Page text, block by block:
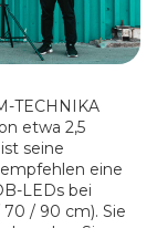
TECHNIKA
etwa 2,5
seine
eine
LEDs bei
/ 90 cm). Sie